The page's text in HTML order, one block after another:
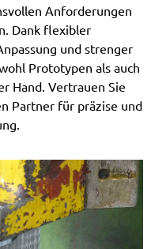
Anforderungen
Dank flexibler
und strenger
Prototypen als auch
Hand. Vertrauen Sie
Partner für präzise und